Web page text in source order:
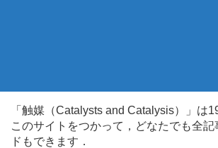
「触媒（Catalysts and Catalysis）」は
このサイトをつかって，どなたでも全
ドもできます．